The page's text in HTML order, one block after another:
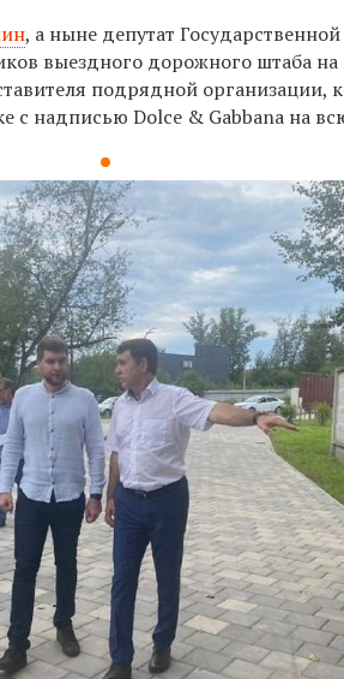
, а ныне депутат
выездного дорожного штаба на
подрядной организации,
с надписью Dolce & Gabbana на